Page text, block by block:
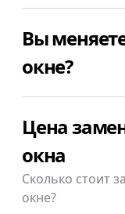
Вы
окне?
Позвоните
будет стоить
Тосно в Вашем
Цена
окна
Сколько стоит
окне?